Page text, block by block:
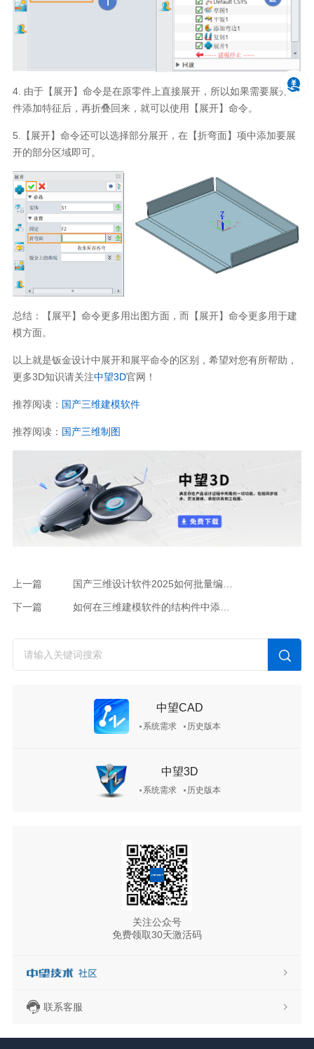
4. 由于【展开】命令是在原零件上直接展开，所以如果需要展开零
件添加特征后，再折叠回来，就可以使用【展开】命令。
5.【展开】命令还可以选择部分展开，在【折弯面】项中添加要展
开的部分区域即可。
总结：【展平】命令更多用出图方面，而【展开】命令更多用于建
模方面。
以上就是钣金设计中展开和展平命令的区别，希望对您有所帮助，
更多3D知识请关注中望3D官网！
推荐阅读： 国产三维建模软件
推荐阅读： 国产三维制图
上一篇 国产三维设计软件2025如何批量编辑型材截面
下一篇 如何在三维建模软件的结构件中添加钢板？
中望CAD
系统需求 历史版本
中望3D
系统需求 历史版本
关注公众号
免费领取30天激活码
联系客服